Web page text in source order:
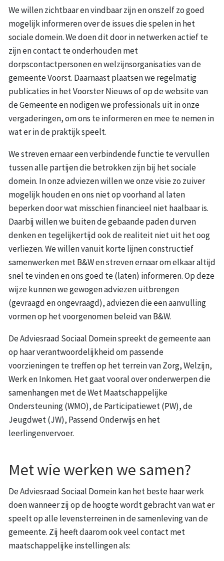
We willen zichtbaar en vindbaar zijn en onszelf zo goed
mogelijk informeren over de issues die spelen in het
sociale domein. We doen dit door in netwerken actief te
zijn en contact te onderhouden met
dorpscontactpersonen en welzijnsorganisaties van de
gemeente Voorst. Daarnaast plaatsen we regelmatig
publicaties in het Voorster Nieuws of op de website van
de Gemeente en nodigen we professionals uit in onze
vergaderingen, om ons te informeren en mee te nemen in
wat er in de praktijk speelt.
We streven ernaar een verbindende functie te vervullen
tussen alle partijen die betrokken zijn bij het sociale
domein. In onze adviezen willen we onze visie zo zuiver
mogelijk houden en ons niet op voorhand al laten
beperken door wat misschien financieel niet haalbaar is.
Daarbij willen we buiten de gebaande paden durven
denken en tegelijkertijd ook de realiteit niet uit het oog
verliezen. We willen vanuit korte lijnen constructief
samenwerken met B&W en streven ernaar om elkaar altijd
snel te vinden en ons goed te (laten) informeren. Op deze
wijze kunnen we gewogen adviezen uitbrengen
(gevraagd en ongevraagd), adviezen die een aanvulling
vormen op het voorgenomen beleid van B&W.
De Adviesraad Sociaal Domein spreekt de gemeente aan
op haar verantwoordelijkheid om passende
voorzieningen te treffen op het terrein van Zorg, Welzijn,
Werk en Inkomen. Het gaat vooral over onderwerpen die
samenhangen met de Wet Maatschappelijke
Ondersteuning (WMO), de Participatiewet (PW), de
Jeugdwet (JW), Passend Onderwijs en het
leerlingenvervoer.
Met wie werken we samen?
De Adviesraad Sociaal Domein kan het beste haar werk
doen wanneer zij op de hoogte wordt gebracht van wat er
speelt op alle levensterreinen in de samenleving van de
gemeente. Zij heeft daarom ook veel contact met
maatschappelijke instellingen als: